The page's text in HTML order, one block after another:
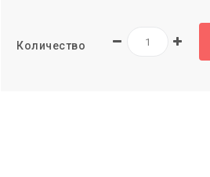
Количество